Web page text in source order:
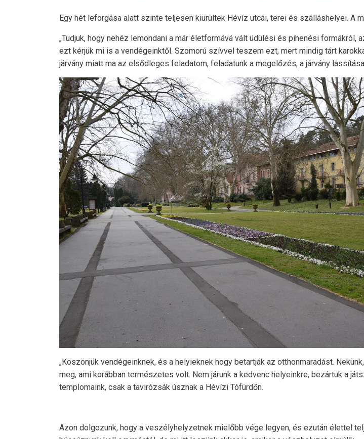
Egy hét leforgása alatt szinte teljesen kiürültek Hévíz utcái, terei és szálláshelyei. A
„Tudjuk, hogy nehéz lemondani a már életformává vált üdülési és pihenési
ezt kérjük mi is a vendégeinktől. Szomorú szívvel teszem ezt, mert mindig tárt
járvány miatt ma az elsődleges feladatom, feladatunk a megelőzés, a járvány
„Köszönjük vendégeinknek, és a helyieknek hogy betartják az otthonmaradást.
meg, ami korábban természetes volt. Nem járunk a kedvenc helyeinkre, bezártuk a
templomaink, csak a tavirózsák úsznak a Hévízi Tófürdőn.
Azon dolgozunk, hogy a veszélyhelyzetnek mielőbb vége legyen, és ezután élettel